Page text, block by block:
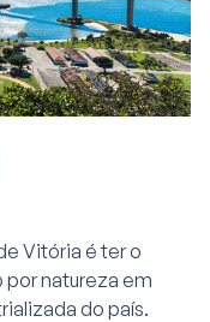
Vitória é ter o
natureza em
do país.